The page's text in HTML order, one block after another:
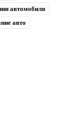
автомобиля
авто